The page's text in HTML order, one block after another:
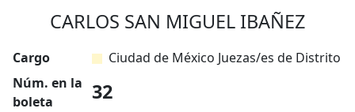
CARLOS SAN MIGUEL IBAÑEZ
Cargo
Ciudad de México Juezas/es de Distrito
Núm. en la
boleta
32